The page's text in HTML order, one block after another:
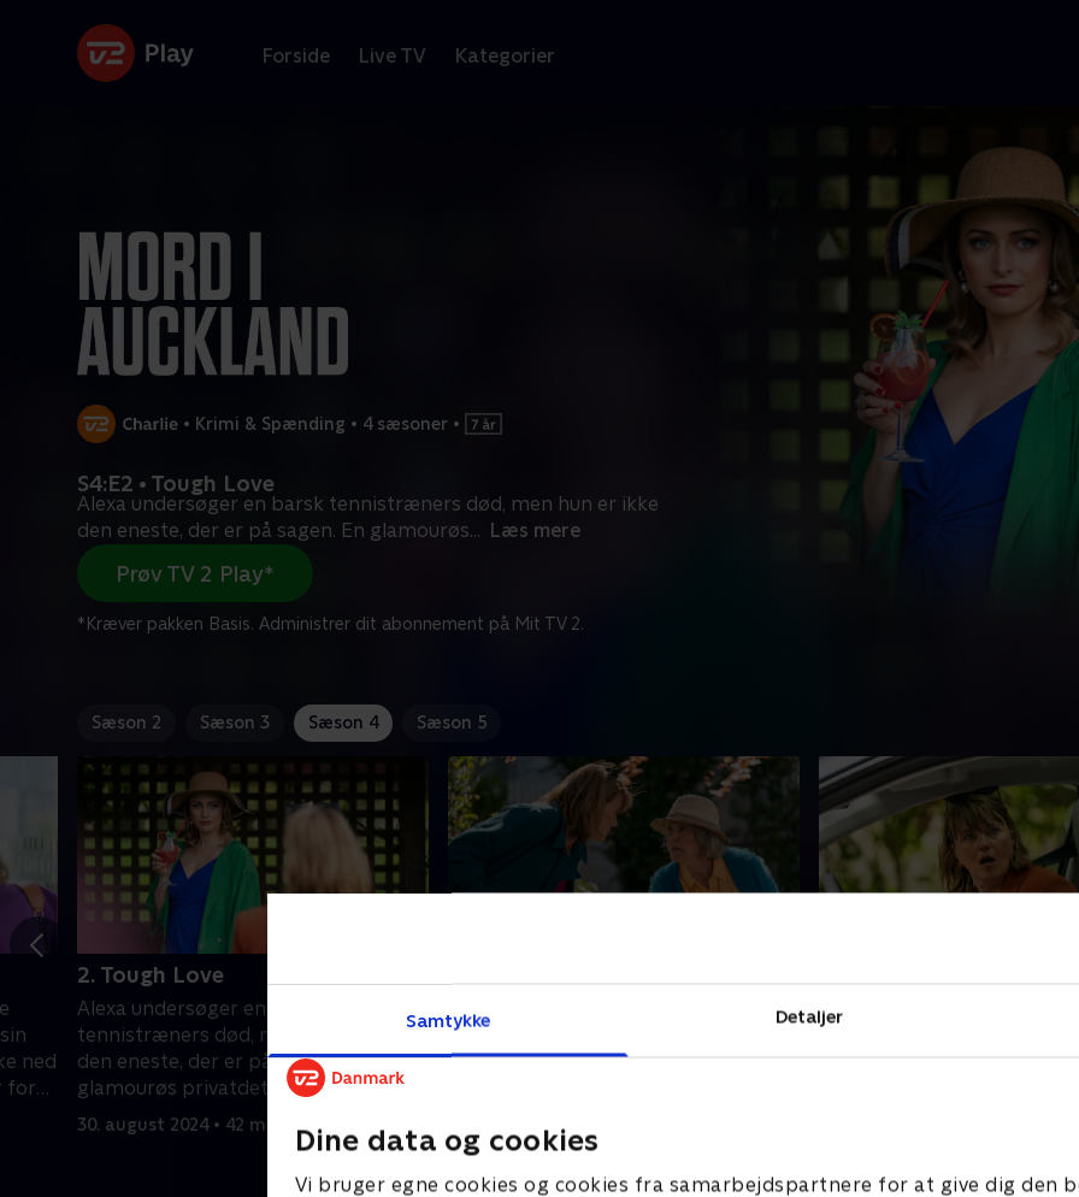
Samtykke Detaljer
Dine data og cookies
Vi bruger egne cookies og cookies fra samarbejdspartnere for at give dig den
Forside Live TV Kategorier
• Krimi & Spænding • 4 sæsoner •
S4:E2 • Tough Love
Alexa undersøger en barsk tennistræners død, men hun er ikke
den eneste, der er på sagen. En glamourøs... Læs mere
Prøv TV 2 Play*
*Kræver pakken Basis. Administrer dit abonnement på Mit TV 2.
Sæson 2 Sæson 3 Sæson 4 Sæson 5
ned
for
2. Tough Love
Alexa undersøger en barsk
tennistræners død, men hun er ikke
den eneste, der er på sagen. En
glamourøs privatdetektiv er opsat på
at opklare sagen før Alexa.
30. august 2024 • 42 min
En ejendomsmægler bliver fundet
død ved et åbent hus-arrangement.
Husets ejer påstår, at huset er
6. september 2024 • 44 min
Reuben er desperat for at